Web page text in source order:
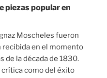
piezas popular en
Moscheles fueron
recibida en el momento
de la década de 1830.
crítica como del éxito